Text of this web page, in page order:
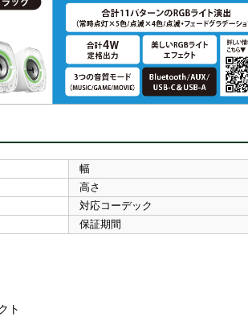
幅
高さ
対応コーデック
保証期間
ト